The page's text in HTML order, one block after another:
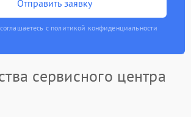
Отправить заявку
с политикой конфиденциальности
сервисного центра